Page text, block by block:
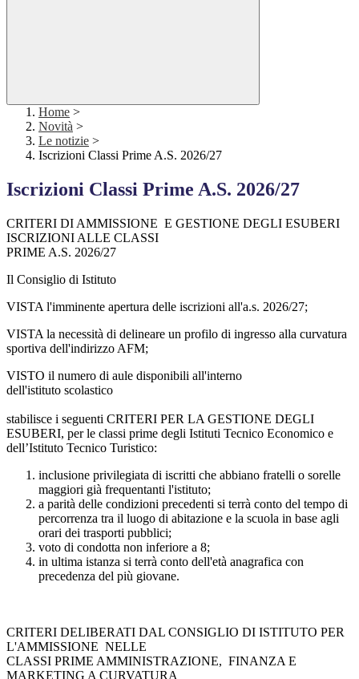
Home >
Novità >
Le notizie >
Iscrizioni Classi Prime A.S. 2026/27
Iscrizioni Classi Prime A.S. 2026/27
CRITERI DI AMMISSIONE E GESTIONE DEGLI ESUBERI
ISCRIZIONI ALLE CLASSI
PRIME A.S. 2026/27
Il Consiglio di Istituto
VISTA l'imminente apertura delle iscrizioni all'a.s. 2026/27;
VISTA la necessità di delineare un profilo di ingresso alla curvatura
sportiva dell'indirizzo AFM;
VISTO il numero di aule disponibili all'interno
dell'istituto scolastico
stabilisce i seguenti CRITERI PER LA GESTIONE DEGLI
ESUBERI, per le classi prime degli Istituti Tecnico Economico e
dell’Istituto Tecnico Turistico:
inclusione privilegiata di iscritti che abbiano fratelli o sorelle
maggiori già frequentanti l'istituto;
a parità delle condizioni precedenti si terrà conto del tempo di
percorrenza tra il luogo di abitazione e la scuola in base agli
orari dei trasporti pubblici;
voto di condotta non inferiore a 8;
in ultima istanza si terrà conto dell'età anagrafica con
precedenza del più giovane.
CRITERI DELIBERATI DAL CONSIGLIO DI ISTITUTO PER
L'AMMISSIONE NELLE
CLASSI PRIME AMMINISTRAZIONE, FINANZA E
MARKETING A CURVATURA